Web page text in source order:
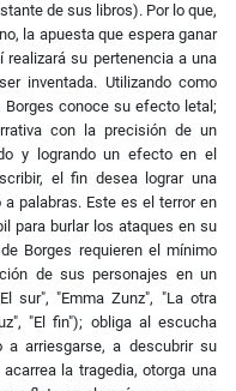
de sus libros). Por lo que,
la apuesta que espera ganar
realizará su pertenencia a una
inventada. Utilizando como
Borges conoce su efecto letal;
con la precisión de un
y logrando un efecto en el
el fin desea lograr una
palabras. Este es el terror en
para burlar los ataques en su
Borges requieren el mínimo
de sus personajes en un
sur", "Emma Zunz", "La otra
"El fin"); obliga al escucha
arriesgarse, a descubrir su
la tragedia, otorga una